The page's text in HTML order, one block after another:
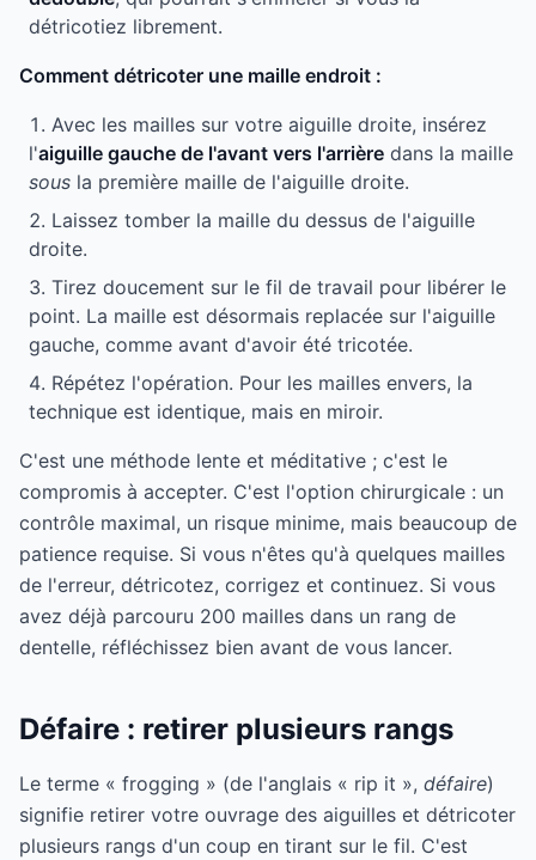
détricotiez librement.
Comment détricoter une maille endroit :
Avec les mailles sur votre aiguille droite, insérez
l'aiguille gauche de l'avant vers l'arrière dans la maille
sous la première maille de l'aiguille droite.
Laissez tomber la maille du dessus de l'aiguille
droite.
Tirez doucement sur le fil de travail pour libérer le
point. La maille est désormais replacée sur l'aiguille
gauche, comme avant d'avoir été tricotée.
Répétez l'opération. Pour les mailles envers, la
technique est identique, mais en miroir.
C'est une méthode lente et méditative ; c'est le
compromis à accepter. C'est l'option chirurgicale : un
contrôle maximal, un risque minime, mais beaucoup de
patience requise. Si vous n'êtes qu'à quelques mailles
de l'erreur, détricotez, corrigez et continuez. Si vous
avez déjà parcouru 200 mailles dans un rang de
dentelle, réfléchissez bien avant de vous lancer.
Défaire : retirer plusieurs rangs
Le terme « frogging » (de l'anglais « rip it », défaire)
signifie retirer votre ouvrage des aiguilles et détricoter
plusieurs rangs d'un coup en tirant sur le fil. C'est